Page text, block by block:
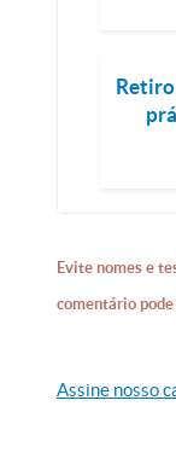
Retiro
Evite nomes e
comentário
Assine nosso